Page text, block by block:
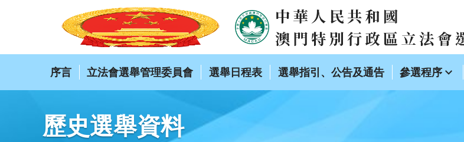
序言 立法會選舉管理委員會 選舉日程表 選舉指引、公告及通告 參選程序
歷史選舉資料